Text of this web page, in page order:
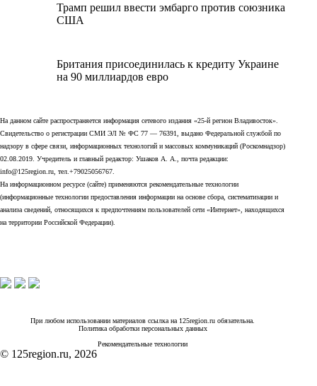
Трамп решил ввести эмбарго против союзника
США
Британия присоединилась к кредиту Украине
на 90 миллиардов евро
На данном сайте распространяется информация сетевого издания «25-й регион Владивосток».
Свидетельство о регистрации СМИ ЭЛ № ФС 77 — 76391, выдано Федеральной службой по
надзору в сфере связи, информационных технологий и массовых коммуникаций (Роскомнадзор)
02.08.2019. Учредитель и главный редактор: Ушаков А. А., почта редакции:
info@125region.ru, тел.+79025056767.
На информационном ресурсе (сайте) применяются рекомендательные технологии
(информационные технологии предоставления информации на основе сбора, систематизации и
анализа сведений, относящихся к предпочтениям пользователей сети «Интернет», находящихся
на территории Российской Федерации).
При любом использовании материалов ссылка на 125region.ru обязательна.
Политика обработки персональных данных
Рекомендательные технологии
© 125region.ru, 2026